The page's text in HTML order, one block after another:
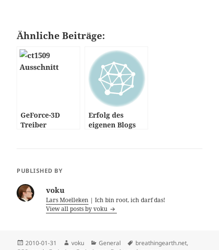
Ähnliche Beiträge:
GeForce-3D
Treiber
Erfolg des
eigenen Blogs
PUBLISHED BY
voku
Lars Moelleken | Ich bin root, ich darf das!
View all posts by voku
Posted
2010-01-31 Author
voku Categories
General Tags
breathingearth.net,